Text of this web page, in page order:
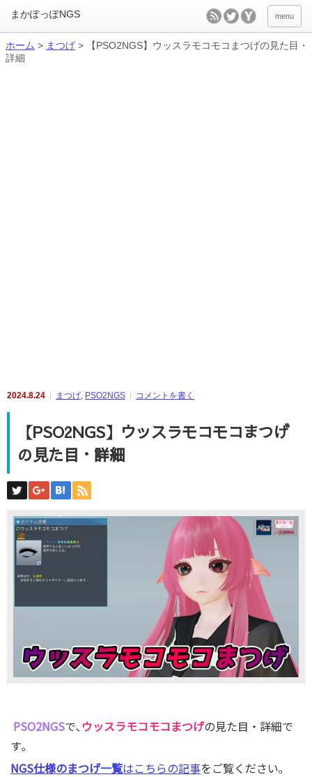
menu
ホーム > まつげ >
【PSO2NGS】ウッスラモコモコまつげの見た目・
詳細
2024.8.24 まつげ, PSO2NGS コメントを書く
【PSO2NGS】ウッスラモコモコまつげ
の見た目・詳細
PSO2NGSで､ ウッスラモコモコまつげの見た目・詳細で
す｡
NGS仕様のまつげ一覧はこちらの記事をご覧ください｡